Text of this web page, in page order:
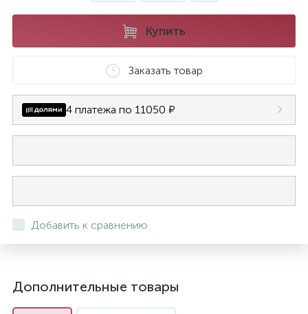
Купить
Заказать товар
4 платежа по 11050 ₽
Добавить к сравнению
Дополнительные товары